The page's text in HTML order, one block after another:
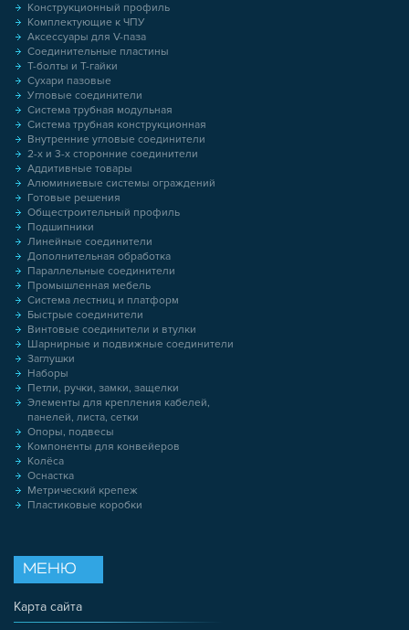
Конструкционный профиль
Комплектующие к ЧПУ
Аксессуары для V-паза
Соединительные пластины
Т-болты и Т-гайки
Сухари пазовые
Угловые соединители
Система трубная модульная
Система трубная конструкционная
Внутренние угловые соединители
2-х и 3-х сторонние соединители
Аддитивные товары
Алюминиевые системы ограждений
Готовые решения
Общестроительный профиль
Подшипники
Линейные соединители
Дополнительная обработка
Параллельные соединители
Промышленная мебель
Система лестниц и платформ
Быстрые соединители
Винтовые соединители и втулки
Шарнирные и подвижные соединители
Заглушки
Наборы
Петли, ручки, замки, защелки
Элементы для крепления кабелей,
панелей, листа, сетки
Опоры, подвесы
Компоненты для конвейеров
Колёса
Оснастка
Метрический крепеж
Пластиковые коробки
МЕНЮ
Карта сайта